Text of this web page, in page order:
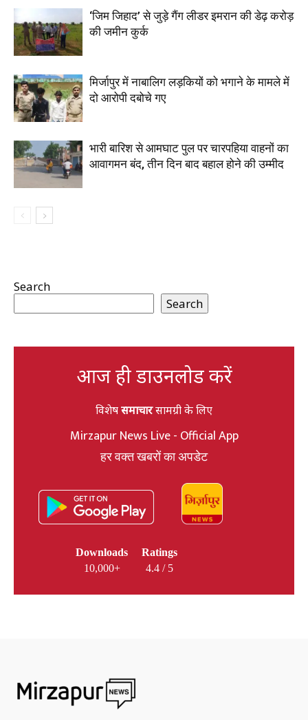
‘जिम जिहाद’ से जुड़े गैंग लीडर इमरान की डेढ़ करोड़
की जमीन कुर्क
मिर्जापुर में नाबालिग लड़कियों को भगाने के मामले में
दो आरोपी दबोचे गए
भारी बारिश से आमघाट पुल पर चारपहिया वाहनों का
आवागमन बंद, तीन दिन बाद बहाल होने की उम्मीद
Search
Search
आज ही डाउनलोड करें
विशेषसमाचारसामग्री के लिए
Mirzapur News Live - Official App
हर वक्त खबरों का अपडेट
Downloads
10,000+
Ratings
4.4 / 5